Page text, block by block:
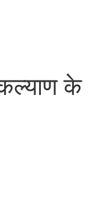
के